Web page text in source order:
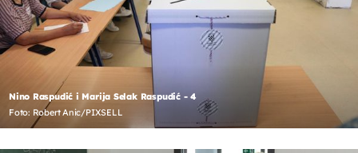
Nino Raspudić i Marija Selak Raspudić - 4
Foto: Robert Anic/PIXSELL